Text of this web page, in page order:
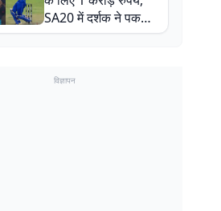
SA20 में दर्शक ने पकड़ा
एक हाथ से गजब का कैच
विज्ञापन